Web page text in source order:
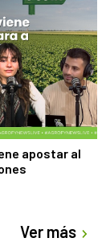
apostar al
Ver más